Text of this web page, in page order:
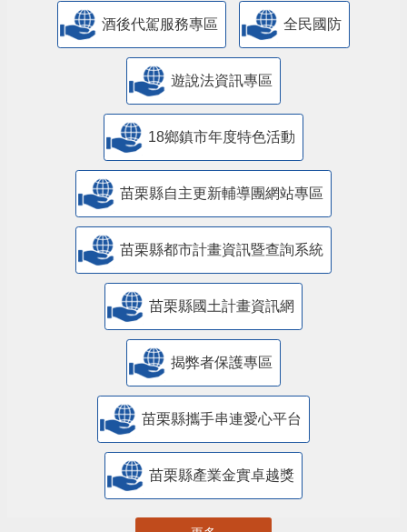
酒後代駕服務專區 全民國防
遊說法資訊專區
18鄉鎮市年度特色活動
苗栗縣自主更新輔導團網站專區
苗栗縣都市計畫資訊暨查詢系統
苗栗縣國土計畫資訊網
揭弊者保護專區
苗栗縣攜手串連愛心平台
苗栗縣產業金實卓越獎